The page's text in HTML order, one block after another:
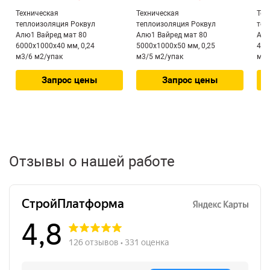
Техническая
теплоизоляция Роквул
Алю1 Вайред мат 80
6000х1000х40 мм, 0,24
м3/6 м2/упак
Запрос цены
Техническая
теплоизоляция Роквул
Алю1 Вайред мат 80
5000х1000х50 мм, 0,25
м3/5 м2/упак
Запрос цены
м3/
Отзывы о нашей работе